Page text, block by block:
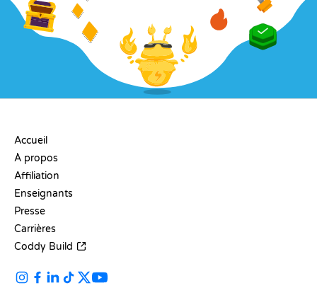
Accueil
À propos
Affiliation
Enseignants
Presse
Carrières
Coddy Build